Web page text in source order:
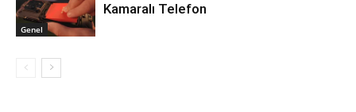
Genel
Kamaralı Telefon